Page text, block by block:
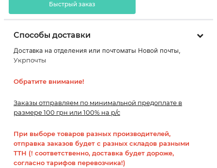
Быстрый заказ
Способы доставки
Доставка на отделения или почтоматы Новой почты,
Укрпочты
Обратите внимание!
Заказы отправляем по минимальной предоплате в
размере 100 грн или 100% на р/с
При выборе товаров разных производителей,
отправка заказов будет с разных складов разными
ТТН (! соответственно, доставка будет дороже,
согласно тарифов перевозчика!)